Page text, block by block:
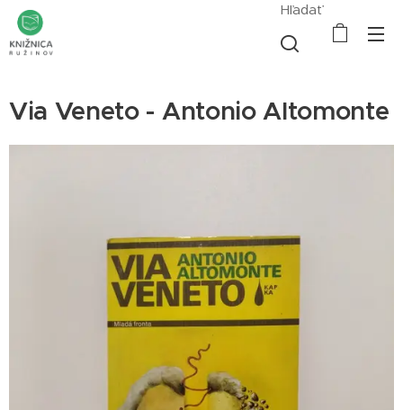
Hľadať
Via Veneto - Antonio Altomonte